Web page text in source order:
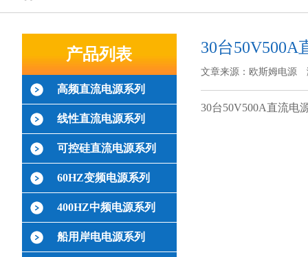
产品列表
高频直流电源系列
线性直流电源系列
可控硅直流电源系列
60HZ变频电源系列
400HZ中频电源系列
船用岸电电源系列
30台50V500A
文章来源：欧斯姆电源
30台50V500A直流电